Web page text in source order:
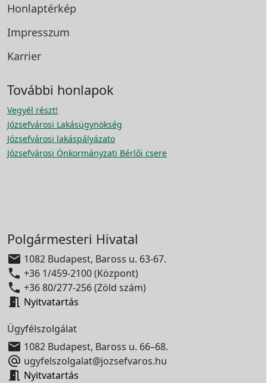
Honlaptérkép
Impresszum
Karrier
További honlapok
Vegyél részt!
Józsefvárosi Lakásügynökség
Józsefvárosi lakáspályázato
Józsefvárosi Önkormányzati Bérlői csere
Polgármesteri Hivatal
 1082 Budapest, Baross u. 63-67.
 +36 1/459-2100 (Központ)
 +36 80/277-256 (Zöld szám)
 Nyitvatartás
Ügyfélszolgálat
 1082 Budapest, Baross u. 66–68.
 ugyfelszolgalat@jozsefvaros.hu
 Nyitvatartás